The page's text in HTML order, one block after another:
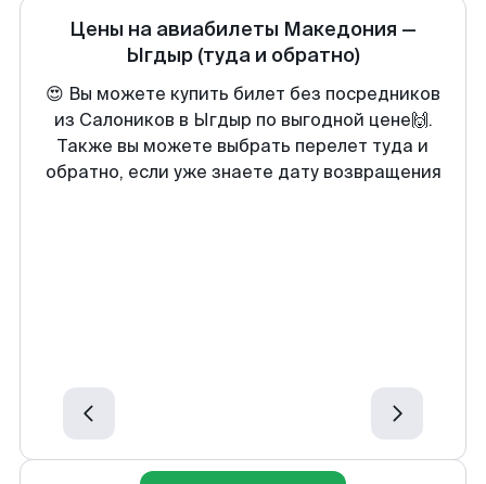
Цены на авиабилеты Македония —
Ыгдыр (туда и обратно)
😍 Вы можете купить билет без посредников
из Салоников в Ыгдыр по выгодной цене🙌.
Также вы можете выбрать перелет туда и
обратно, если уже знаете дату возвращения